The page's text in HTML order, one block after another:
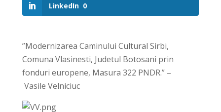
LinkedIn 0
”Modernizarea Caminului Cultural Sirbi,
Comuna Vlasinesti, Judetul Botosani prin
fonduri europene, Masura 322 PNDR.” –
Vasile Velniciuc